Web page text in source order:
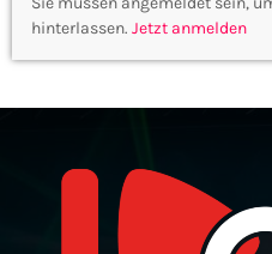
hinterlassen. Jetzt anmelden